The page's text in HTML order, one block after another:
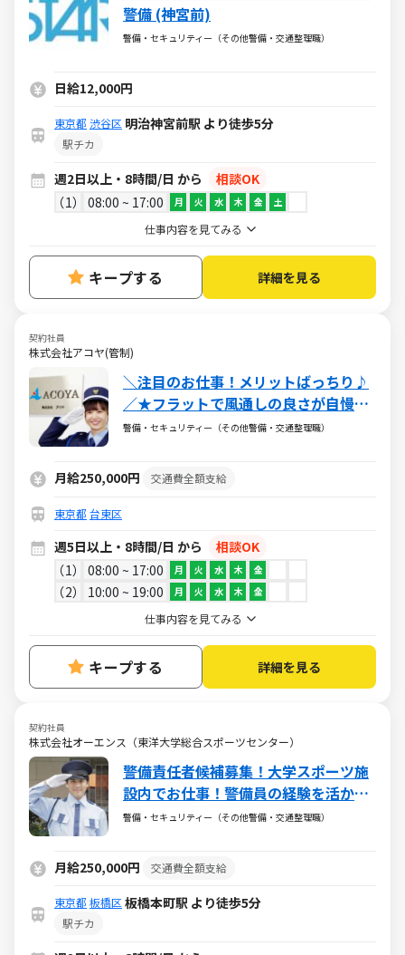
警備 (神宮前)
警備・セキュリティー（その他警備・交通整理職）
日給12,000円
東京都 渋谷区 明治神宮前駅 より徒歩5分
駅チカ
週2日以上・8時間/日 から
相談OK
1
08:00 ~ 17:00 月 火 水 木 金 土
仕事内容を見てみる
キープする 詳細を見る
契約社員
株式会社アコヤ(管制)
＼注目のお仕事！メリットばっちり♪
／★フラットで風通しの良さが自慢★
資格取得応援でキャリアUPサポート
給＆ボーナス有！★大手取引多数の安
定企業
警備・セキュリティー（その他警備・交通整理職）
月給250,000円 交通費全額支給
東京都 台東区
週5日以上・8時間/日 から
相談OK
1
08:00 ~ 17:00 月 火 水 木 金
2 10:00 ~ 19:00 月 火 水 木 金
仕事内容を見てみる
キープする 詳細を見る
契約社員
株式会社オーエンス（東洋大学総合スポーツセンター）
警備責任者候補募集！大学スポーツ施
設内でお仕事！警備員の経験を活かし
てスキルアップしませんか！
警備・セキュリティー（その他警備・交通整理職）
月給250,000円 交通費全額支給
東京都 板橋区 板橋本町駅 より徒歩5分
駅チカ